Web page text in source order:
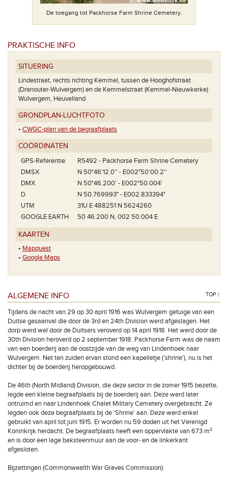
De toegang tot Packhorse Farm Shrine Cemetery.
PRAKTISCHE INFO
SITUERING
Lindestraat, rechts richting Kemmel, tussen de Hooghofstraat
(Dranouter-Wulvergem) en de Kemmelstraat (Kemmel-Nieuwkerke)
Wulvergem, Heuvelland
GRONDPLAN-LUCHTFOTO
• CWGC-plan van de begraafplaats
COÖRDINATEN
GPS-Referentie
R5492 - Packhorse Farm Shrine Cemetery
DMSX
N 50°46'12.0'' - E002°50'00.2''
DMX
N 50°46.200' - E002°50.004'
D
N 50.769993° - E002.833394°
UTM
31U E 488251 N 5624260
GOOGLE EARTH
50 46.200 N, 002 50.004 E
KAARTEN
• Mapquest
• Google Maps
ALGEMENE INFO TOP ↑
Tijdens de nacht van 29 op 30 april 1916 was Wulvergem getuige van een
Duitse gasaanval die door de 3rd en 24th Division werd afgeslagen. Het
dorp werd wel door de Duitsers veroverd op 14 april 1918. Het werd door de
30th Division heroverd op 2 september 1918. Packhorse Farm was de naam
van een boerderij aan de oostzijde van de weg van Lindenhoek naar
Wulvergem. Net ten zuiden ervan stond een kapelletje ('shrine'), nu is het
dichter bij de boerderij heropgebouwd.
De 46th (North Midland) Division, die deze sector in de zomer 1915 bezette,
legde een kleine begraafplaats bij de boerderij aan. Deze werd later
ontruimd en naar Lindenhoek Chalet Military Cemetery overgebracht. Ze
legden ook deze begraafplaats bij de 'Shrine' aan. Deze werd enkel
gebruikt van april tot juni 1915. Er worden nu 59 doden uit het Verenigd
Koninkrijk herdacht. De begraafplaats heeft een oppervlakte van 673 m²
en is door een lage baksteenmuur aan de voor- en de linkerkant
afgesloten.
Bijzettingen (Commonwealth War Graves Commission):